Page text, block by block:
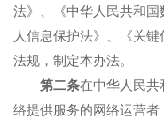
法》、《中华人民共和
人信息保护法》、《关
法规，制定本办法。
第二条在中华人民
络提供服务的网络运营